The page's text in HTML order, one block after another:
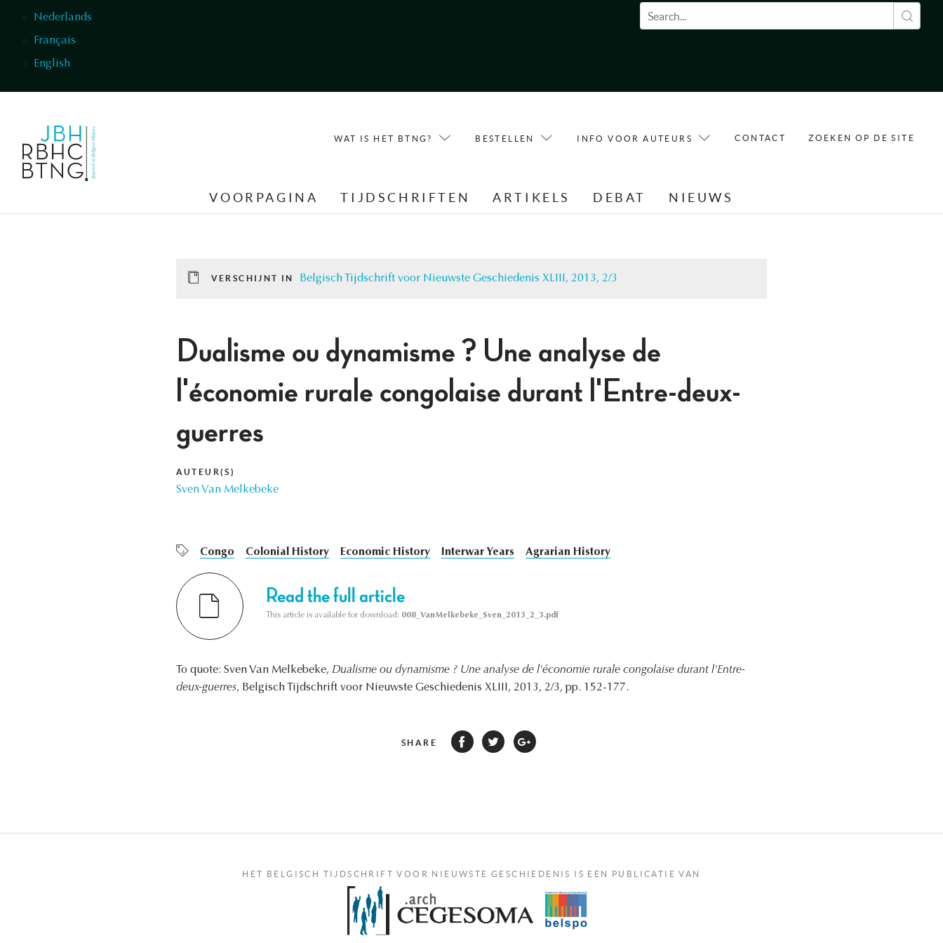
Nederlands
Français
English
Zoekveld
WAT IS HET BTNG? BESTELLEN INFO VOOR AUTEURS CONTACT ZOEKEN OP DE SITE
VOORPAGINA TIJDSCHRIFTEN ARTIKELS DEBAT NIEUWS
VERSCHIJNT IN Belgisch Tijdschrift voor Nieuwste Geschiedenis XLIII, 2013, 2/3
Dualisme ou dynamisme ? Une analyse de
l'économie rurale congolaise durant l'Entre-deux-
guerres
AUTEUR(S)
Sven Van Melkebeke
Congo Colonial History Economic History Interwar Years Agrarian History
Read the full article
This article is available for download: 008_VanMelkebeke_Sven_2013_2_3.pdf
To quote: Sven Van Melkebeke, Dualisme ou dynamisme ? Une analyse de l'économie rurale congolaise durant l'Entre-
deux-guerres, Belgisch Tijdschrift voor Nieuwste Geschiedenis XLIII, 2013, 2/3, pp. 152-177.
SHARE
HET BELGISCH TIJDSCHRIFT VOOR NIEUWSTE GESCHIEDENIS IS EEN PUBLICATIE VAN